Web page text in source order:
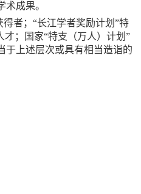
成果。
者；“长江学者奖励计划”特
才；国家“特支（万人）计划”
于上述层次或具有相当造诣的